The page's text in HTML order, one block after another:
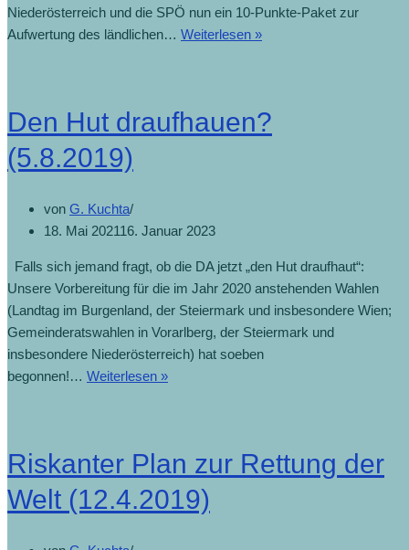
Niederösterreich und die SPÖ nun ein 10-Punkte-Paket zur
Aufwertung des ländlichen… Weiterlesen »
Den Hut draufhauen?
(5.8.2019)
von G. Kuchta
18. Mai 202116. Januar 2023
Falls sich jemand fragt, ob die DA jetzt „den Hut draufhaut“:
Unsere Vorbereitung für die im Jahr 2020 anstehenden Wahlen
(Landtag im Burgenland, der Steiermark und insbesondere Wien;
Gemeinderatswahlen in Vorarlberg, der Steiermark und
insbesondere Niederösterreich) hat soeben
begonnen!… Weiterlesen »
Riskanter Plan zur Rettung der
Welt (12.4.2019)